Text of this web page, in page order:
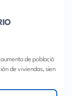
de població
de viviendas, sien